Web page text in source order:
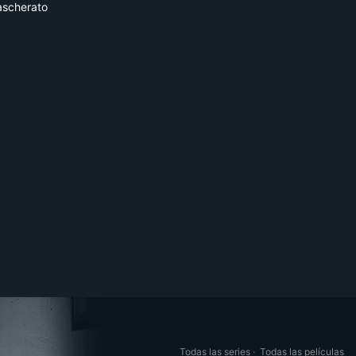
Todas las series · Todas las películas